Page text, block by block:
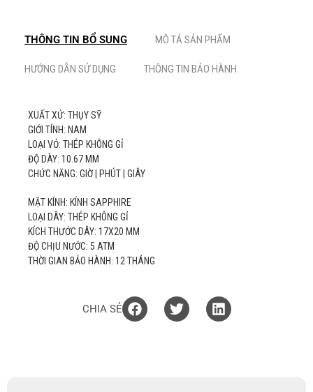
THÔNG TIN BỔ SUNG MÔ TẢ SẢN PHẨM
HƯỚNG DẪN SỬ DỤNG THÔNG TIN BẢO HÀNH
XUẤT XỨ: THỤY SỸ
GIỚI TÍNH: NAM
LOẠI VỎ: THÉP KHÔNG GỈ
ĐỘ DÀY: 10.67 MM
CHỨC NĂNG: GIỜ | PHÚT | GIÂY
MẶT KÍNH: KÍNH SAPPHIRE
LOẠI DÂY: THÉP KHÔNG GỈ
KÍCH THƯỚC DÂY: 17X20 MM
ĐỘ CHỊU NƯỚC: 5 ATM
THỜI GIAN BẢO HÀNH: 12 THÁNG
CHIA SẺ